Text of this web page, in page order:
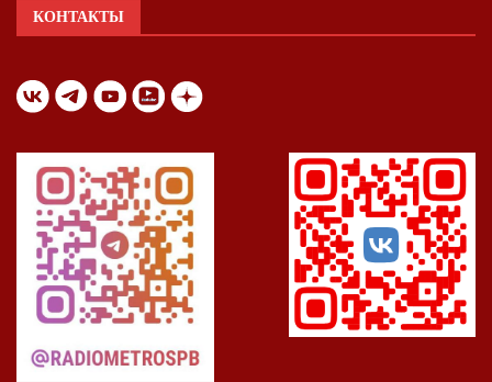
КОНТАКТЫ